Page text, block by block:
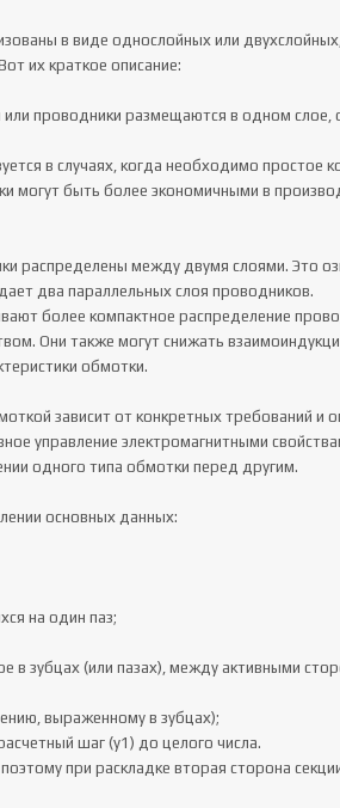
в виде однослойных или
их краткое описание:
или проводники размещаются в одном слое,
в случаях, когда необходимо простое
могут быть более экономичными в
распределены между двумя слоями. Это
два параллельных слоя проводников.
более компактное распределение
Они также могут снижать
обмотки.
зависит от конкретных требований и
управление электромагнитными
одного типа обмотки перед другим.
основных данных:
на один паз;
в зубцах (или пазах), между активными
выраженному в зубцах);
шаг (y1) до целого числа.
при раскладке вторая сторона